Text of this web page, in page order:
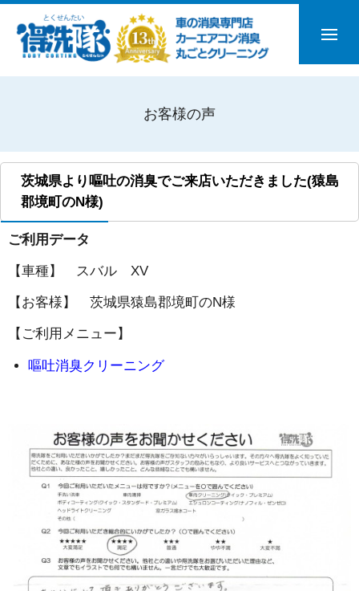
お客様の声
茨城県より嘔吐の消臭でご来店いただきました(猿島
郡境町のN様)
ご利用データ
【車種】 スバル XV
【お客様】 茨城県猿島郡境町のN様
【ご利用メニュー】
嘔吐消臭クリーニング